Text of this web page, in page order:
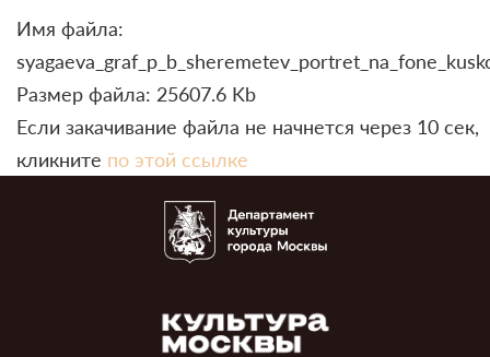
Имя файла:
Размер файла: 25607.6 Kb
Если закачивание файла не начнется через 10 сек,
кликните по этой ссылке